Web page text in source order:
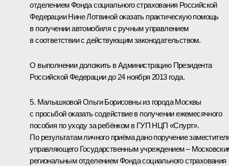
отделением Фонда социального страхования Российской
Федерации Нине Лотвиной оказать практическую помощь
в получении автомобиля с ручным управлением
в соответствии с действующим законодательством.
О выполнении доложить в Администрацию Президента
Российской Федерации до 24 ноября 2013 года.
5. Малышковой Ольги Борисовны из города Москвы
с просьбой оказать содействие в получении ежемесячного
пособия по уходу за ребёнком в ГУП НЦП «Спурт».
По результатам личного приёма дано поручение
управляющего Государственным учреждением –
региональным отделением Фонда социального страхования